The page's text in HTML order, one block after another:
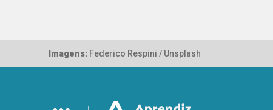
Imagens: Federico Respini / Unsplash